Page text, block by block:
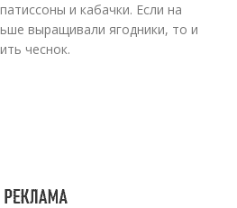
и кабачки. Если на
выращивали ягодники, то и
чеснок.